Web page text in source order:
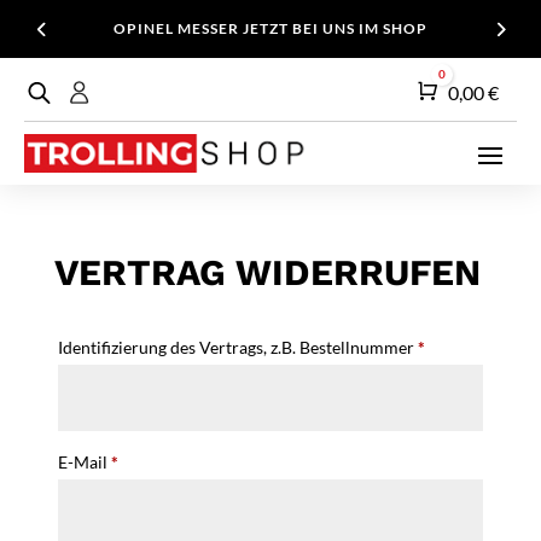
OPINEL MESSER JETZT BEI UNS IM SHOP
Warenkorb
0
0,00€
VERTRAG WIDERRUFEN
Identifizierung des Vertrags, z.B. Bestellnummer*
E-Mail *